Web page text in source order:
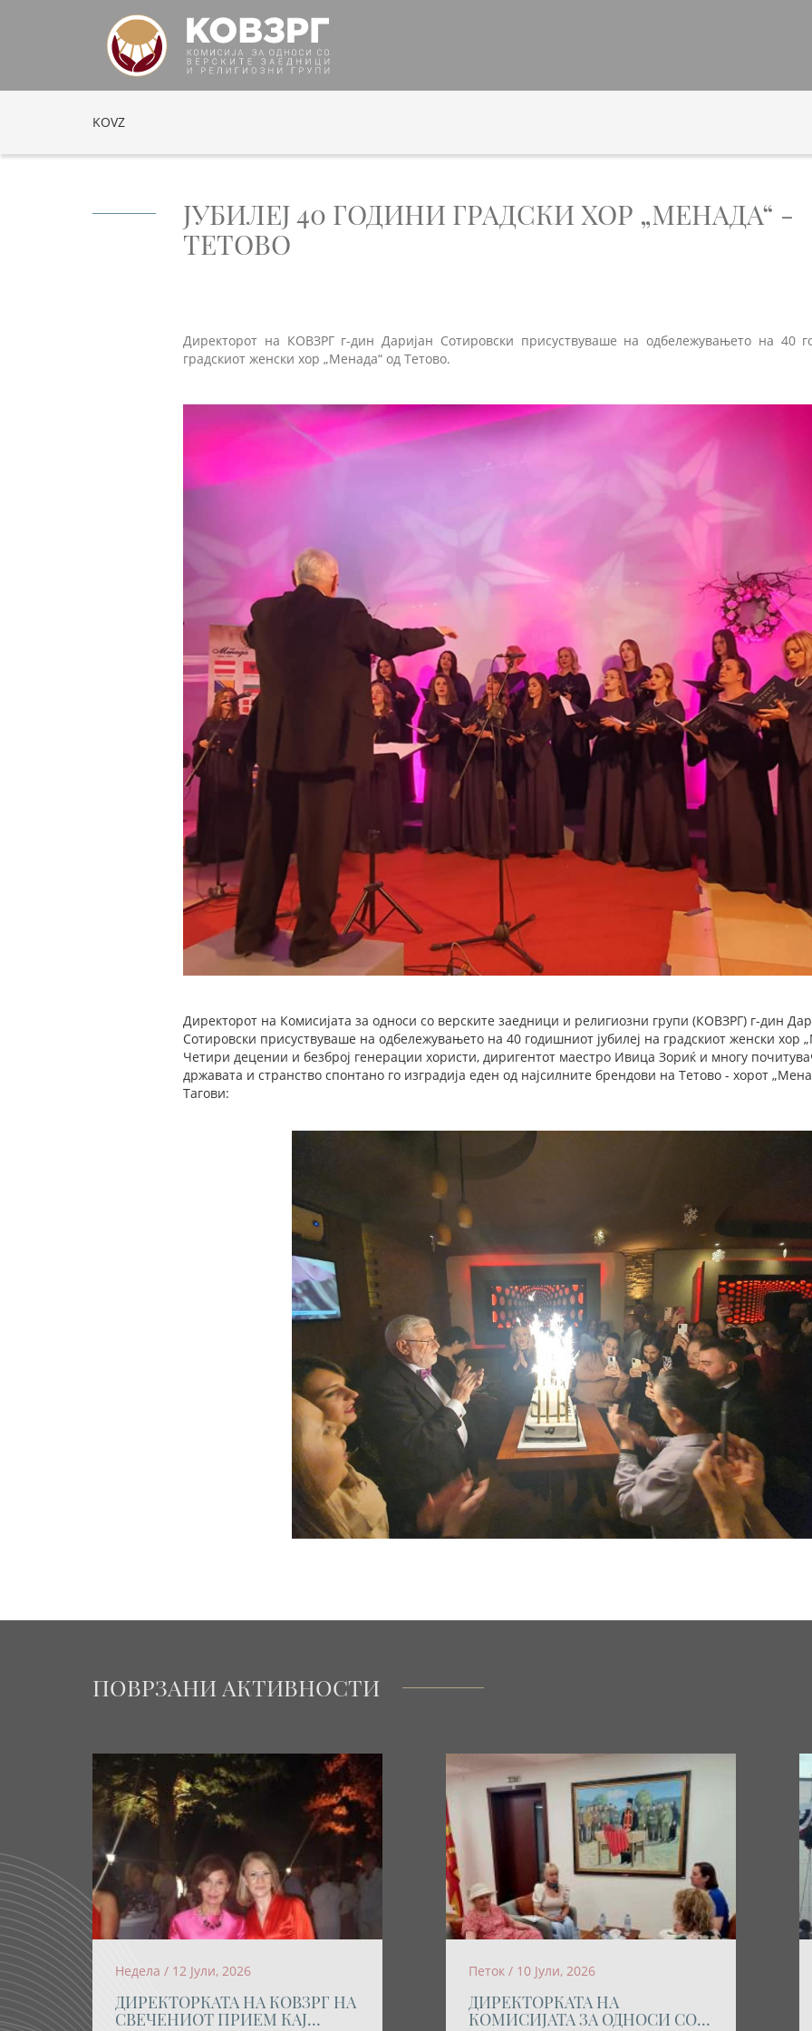
KOVZ
ЈУБИЛЕЈ 40 ГОДИНИ ГРАДСКИ ХОР „МЕНАДА“ -
ТЕТОВО
Директорот на КОВЗРГ г-дин Даријан Сотировски присуствуваше на одбележувањето на 40
градскиот женски хор „Менада“ од Тетово.
Директорот на Комисијата за односи со верските заедници и религиозни групи (КОВЗРГ) г-дин
Сотировски присуствуваше на одбележувањето на 40 годишниот јубилеј на градскиот женски хор
Четири децении и безброј генерации хористи, диригентот маестро Ивица Зориќ и многу
државата и странство спонтано го изградија еден од најсилните брендови на Тетово - хорот
Тагови:
ПОВРЗАНИ АКТИВНОСТИ
Недела / 12 Јули, 2026
ДИРЕКТОРКАТА НА КОВЗРГ НА
СВЕЧЕНИОТ ПРИЕМ КАЈ
Петок / 10 Јули, 2026
ДИРЕКТОРКАТА НА
КОМИСИЈАТА ЗА ОДНОСИ СО